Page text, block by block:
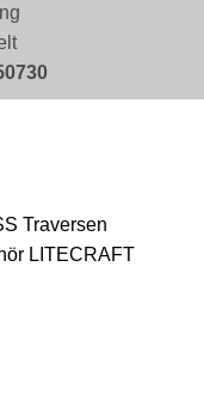
Traversen
LITECRAFT